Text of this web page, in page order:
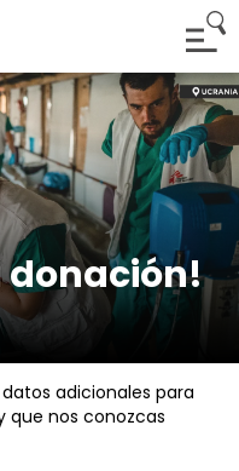
donación!
adicionales para
que nos conozcas